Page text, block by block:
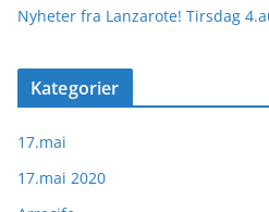
Nyheter fra Lanzarote! Tirsdag
Kategorier
17.mai
17.mai 2020